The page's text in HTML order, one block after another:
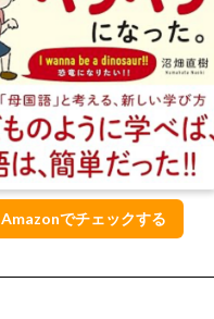
Amazonでチェックする